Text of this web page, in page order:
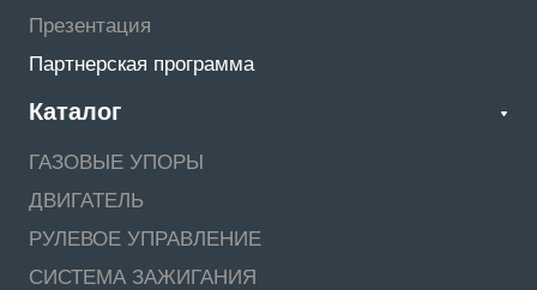
Презентация
Партнерская программа
Каталог
ГАЗОВЫЕ УПОРЫ
ДВИГАТЕЛЬ
РУЛЕВОЕ УПРАВЛЕНИЕ
СИСТЕМА ЗАЖИГАНИЯ